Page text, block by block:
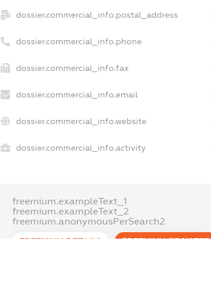
dossier.commercial_info.postal_address
dossier.commercial_info.phone
dossier.commercial_info.fax
dossier.commercial_info.email
dossier.commercial_info.website
dossier.commercial_info.activity
freemium.exampleText_1
freemium.exampleText_2
freemium.anonymousPerSearch2
FREEMIUM.DETAILS FREEMIUM.REGISTER